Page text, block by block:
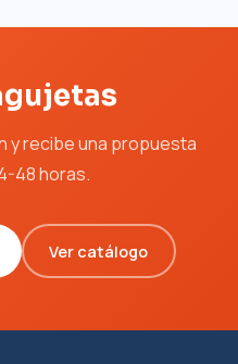
y recibe una propuesta
48 horas.
Ver catálogo